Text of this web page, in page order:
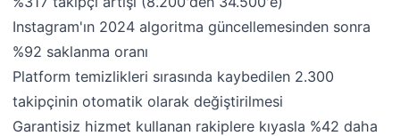
Instagram'ın 2024 algoritma güncellemesinden sonra
%92 saklanma oranı
Platform temizlikleri sırasında kaybedilen 2.300
takipçinin otomatik olarak değiştirilmesi
Garantisiz hizmet kullanan rakiplere kıyasla %42 daha